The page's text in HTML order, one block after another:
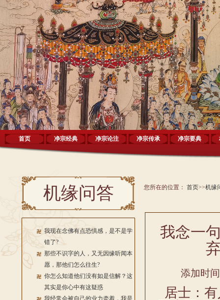
首页 净宗经典 净宗论注 净宗传承 净宗要典
机缘问答
我现在念佛有点恐惧感，是不是学
错了?
那些不识字的人，又无因缘听闻本
愿，那他们怎么往生?
你怎么知道他们没有如是信解？这
其实是你心中有这疑惑
我经常会被自己的业力牵着，我是
您所在的位置： 首页>>机缘
我念一
添加时
居士：